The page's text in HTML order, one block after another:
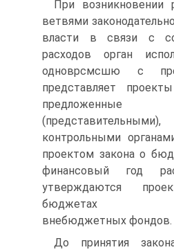
При возникновении
ветвями
власти в связи с
расходов орган
одноврсмсшю с
представляет
предложенные
контрольными
проектом закона о
финан­совый год
утверждаются
бюджетах
внебюджетных фондов.
До принятия